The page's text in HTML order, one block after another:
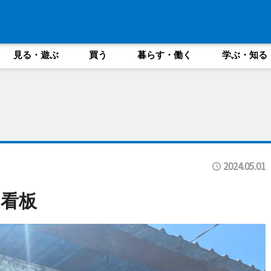
見る・遊ぶ 買う 暮らす・働く 学ぶ・知る
2024.05.01
板